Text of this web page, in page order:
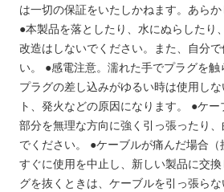
は一切の保証をいたしかねます。あらか
●本製品を落としたり、水にぬらしたり
改造はしないでください。また、自分
い。 ●感電注意。濡れた手でプラグを
プラグの差し込みがゆるい時は使用し
ト、発火などの原因になります。 ●ケ
部分を無理な方向に強く引っ張ったり
でください。 ●ケーブルが痛んだ場合（
すぐに使用を中止し、新しい製品に交
グを抜くときは、ケーブルを引っ張ら